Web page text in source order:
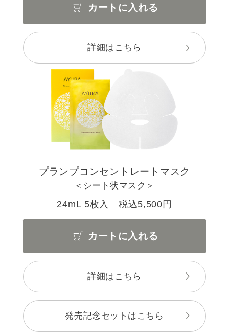
カートに入れる
詳細はこちら
プランプコンセントレートマスク
＜シート状マスク＞
24mL 5枚入 税込5,500円
カートに入れる
詳細はこちら
発売記念セットはこちら